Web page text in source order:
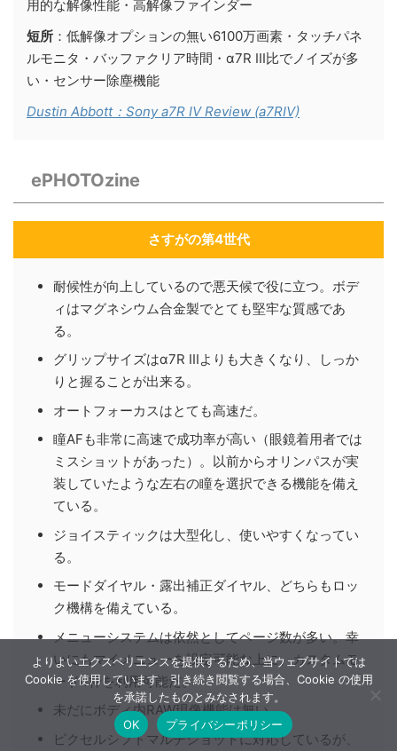
用的な解像性能・高解像ファインダー
短所 ：低解像オプションの無い6100万画素・タッチパネ
ルモニタ・バッファクリア時間・α7R III比でノイズが多
い・センサー除塵機能
Dustin Abbott：Sony a7R IV Review (a7RIV)
ePHOTOzine
さすがの第4世代
耐候性が向上しているので悪天候で役に立つ。ボデ
ィはマグネシウム合金製でとても堅牢な質感であ
る。
グリップサイズはα7R IIIよりも大きくなり、しっか
りと握ることが出来る。
オートフォーカスはとても高速だ。
瞳AFも非常に高速で成功率が高い（眼鏡着用者では
ミスショットがあった）。以前からオリンパスが実
装していたような左右の瞳を選択できる機能を備え
ている。
ジョイスティックは大型化し、使いやすくなってい
る。
モードダイヤル・露出補正ダイヤル、どちらもロッ
ク機構を備えている。
メニューシステムは依然としてページ数が多い。幸
いにもマイメニューを設定可能な上に、カスタムモ
ード4枠を利用可能だ。
未だにボディ内RAW現像機能は無い。
ピクセルシフトマルチショットに対応しているが、
よりよいエクスペリエンスを提供するため、当ウェブサイトでは
Cookie を使用しています。引き続き閲覧する場合、Cookie の使用
を承諾したものとみなされます。
OK
プライバシーポリシー